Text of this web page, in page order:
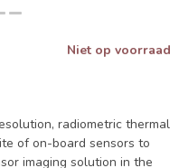
Niet op voorraad
radiometric thermal
of on-board sensors to
imaging solution in the